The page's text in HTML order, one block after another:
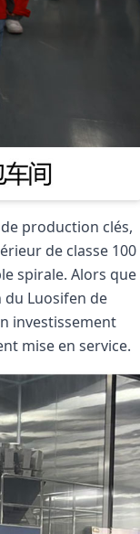
production clés,
de classe 100
spirale. Alors que
du Luosifen de
investissement
mise en service.